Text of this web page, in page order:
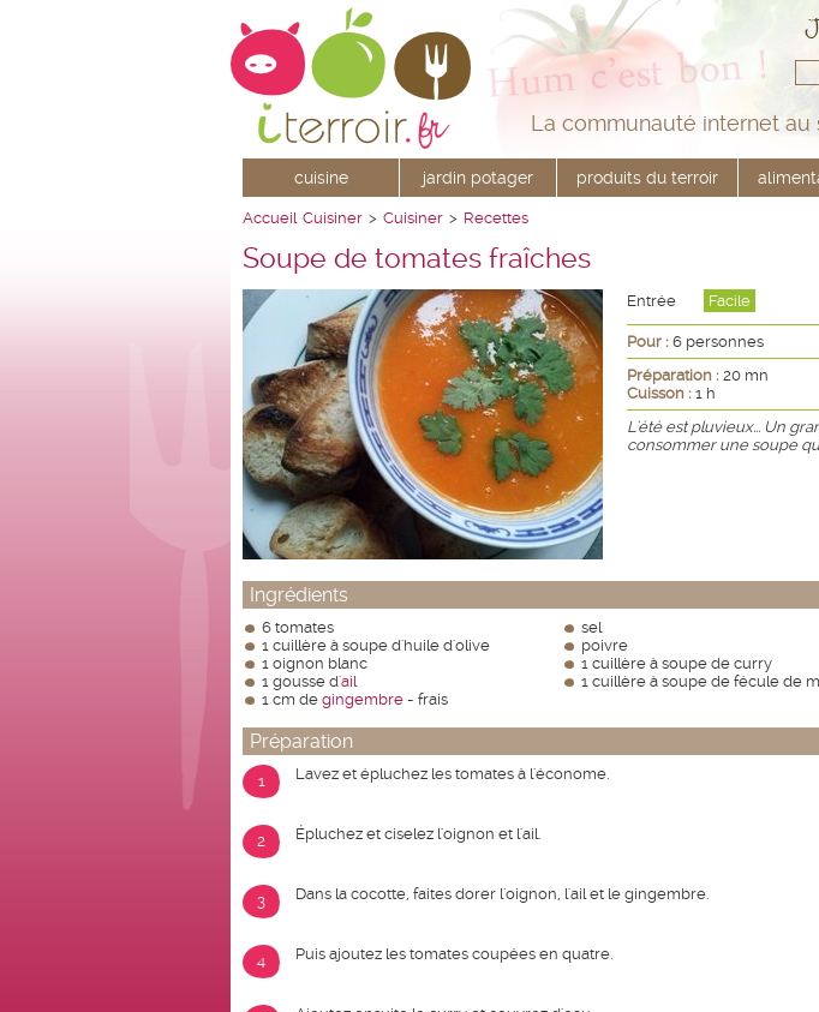
La communauté internet au
cuisine jardin potager produits du terroir
Accueil Cuisiner > Cuisiner > Recettes
Soupe de tomates fraîches
Entrée Facile
Pour : 6 personnes
Préparation : 20 mn
Cuisson : 1 h
L'été est pluvieux... Un
consommer une soupe
Ingrédients
6 tomates
1 cuillère à soupe d'huile d'olive
1 oignon blanc
1 gousse d'ail
1 cm de gingembre - frais
sel
poivre
1 cuillère à soupe de curry
1 cuillère à soupe de fécule de
Préparation
1 Lavez et épluchez les tomates à l'économe.
2 Épluchez et ciselez l'oignon et l'ail.
3 Dans la cocotte, faites dorer l'oignon, l'ail et le gingembre.
4 Puis ajoutez les tomates coupées en quatre.